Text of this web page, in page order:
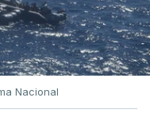
Nacional